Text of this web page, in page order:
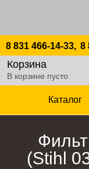
8 831 466-14-33, 8
Корзина
В корзине пусто
Каталог
(Stihl